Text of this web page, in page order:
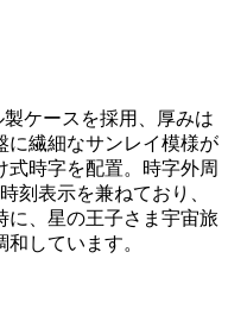
ケースを採用、厚みは
に繊細なサンレイ模様が
式時字を配置。時字外周
刻表示を兼ねており、
に、星の王子さま宇宙旅
しています。